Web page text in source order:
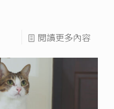
閱讀更多內容